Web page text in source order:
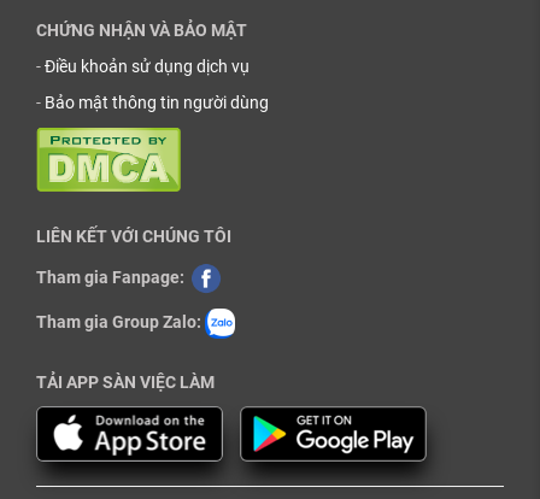
CHỨNG NHẬN VÀ BẢO MẬT
-Điều khoản sử dụng dịch vụ
- Bảo mật thông tin người dùng
LIÊN KẾT VỚI CHÚNG TÔI
Tham gia Fanpage:
Tham gia Group Zalo:
TẢI APP SÀN VIỆC LÀM